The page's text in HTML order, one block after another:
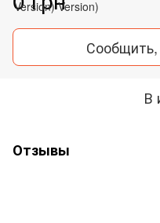
Сообщить,
В
Отзывы